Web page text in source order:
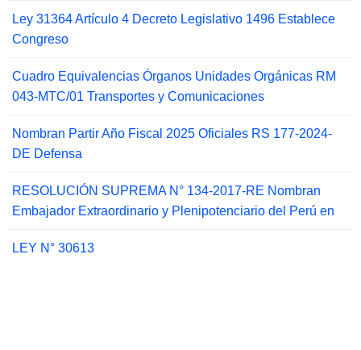
Ley 31364 Artículo 4 Decreto Legislativo 1496 Establece
Congreso
Cuadro Equivalencias Órganos Unidades Orgánicas RM
043-MTC/01 Transportes y Comunicaciones
Nombran Partir Año Fiscal 2025 Oficiales RS 177-2024-
DE Defensa
RESOLUCIÓN SUPREMA N° 134-2017-RE Nombran
Embajador Extraordinario y Plenipotenciario del Perú en
LEY N° 30613